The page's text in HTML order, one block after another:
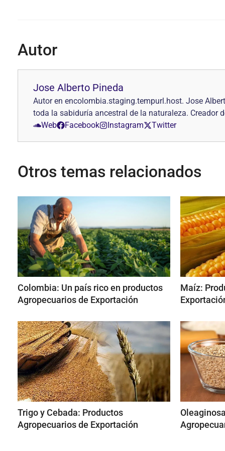
Autor
Jose Alberto Pineda
Autor en encolombia.staging.tempurl.host. Jose
toda la sabiduría ancestral de la naturaleza.
Web
Facebook Instagram Twitter
Otros temas relacionados
Colombia: Un país rico en productos
Agropecuarios de Exportación
Maíz:
Trigo y Cebada: Productos
Agropecuarios de Exportación